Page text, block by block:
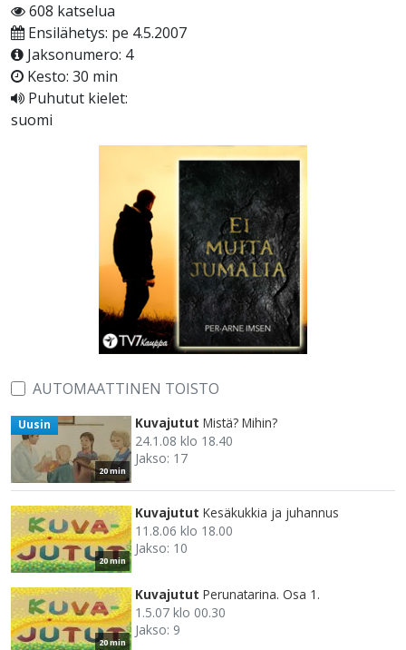
608 katselua
Ensilähetys: pe 4.5.2007
Jaksonumero: 4
Kesto: 30 min
Puhutut kielet:
suomi
AUTOMAATTINEN TOISTO
20 min
Uusin Kuvajutut Mistä? Mihin?
24.1.08 klo 18.40
Jakso: 17
20 min
Kuvajutut Kesäkukkia ja juhannus
11.8.06 klo 18.00
Jakso: 10
20 min
Kuvajutut Perunatarina. Osa 1.
1.5.07 klo 00.30
Jakso: 9